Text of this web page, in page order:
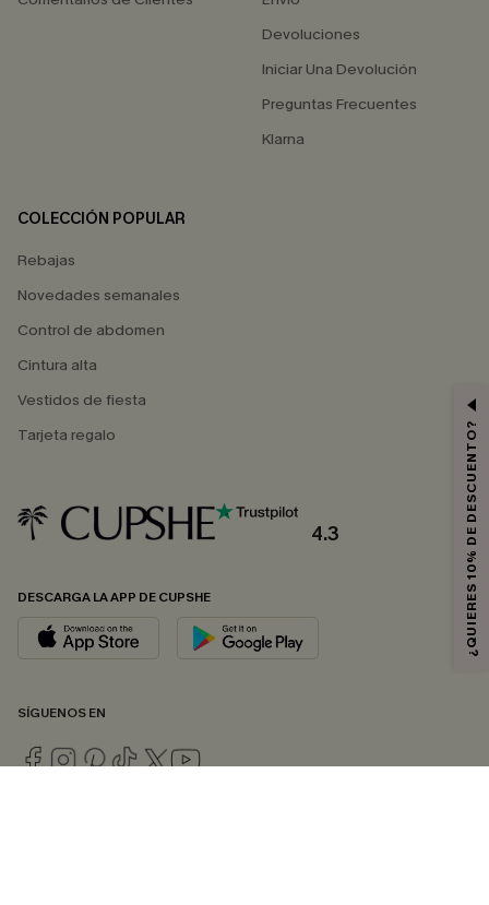
Devoluciones
Iniciar Una Devolución
Preguntas Frecuentes
Klarna
COLECCIÓN POPULAR
Rebajas
Novedades semanales
Control de abdomen
Cintura alta
Vestidos de fiesta
Tarjeta regalo
4.3
DESCARGA LA APP DE CUPSHE
SÍGUENOS EN
¿QUIERES 10% DE DESCUENTO?